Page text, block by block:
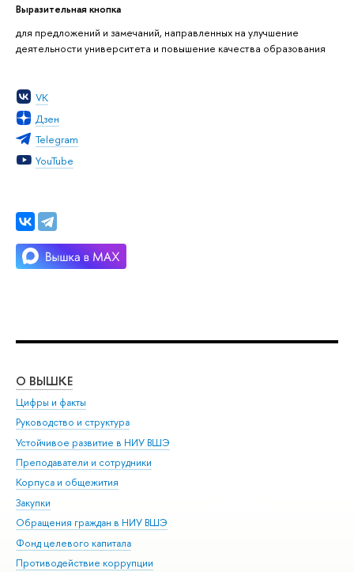
Выразительная кнопка
для предложений и замечаний, направленных на улучшение
деятельности университета и повышение качества образования
VK
Дзен
Telegram
YouTube
О ВЫШКЕ
Цифры и факты
Руководство и структура
Устойчивое развитие в НИУ ВШЭ
Преподаватели и сотрудники
Корпуса и общежития
Закупки
Обращения граждан в НИУ ВШЭ
Фонд целевого капитала
Противодействие коррупции